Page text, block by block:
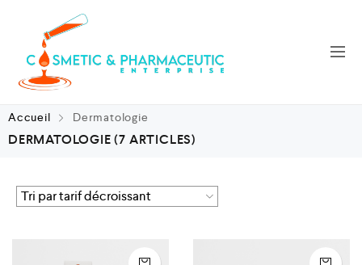
Accueil Dermatologie
DERMATOLOGIE(7 ARTICLES)